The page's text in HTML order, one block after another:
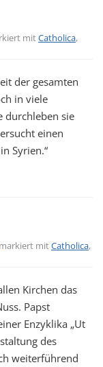
mitCatholica,
der gesamten
in viele
durchleben sie
einen
Syrien.“
markiert mitCatholica,
Kirchen das
Papst
Enzyklika „Ut
des
weiterführend